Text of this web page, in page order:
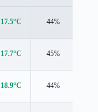
17.5°C 44%
17.7°C 45%
18.9°C 44%